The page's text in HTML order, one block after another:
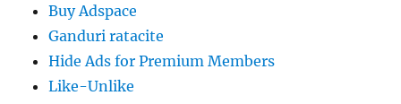
Buy Adspace
Ganduri ratacite
Hide Ads for Premium Members
Like-Unlike